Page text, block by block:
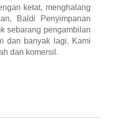
ketat, menghalang
Baldi Penyimpanan
sebarang pengambilan
dan banyak lagi. Kami
dan komersil.